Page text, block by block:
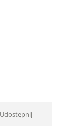
Udostępnij